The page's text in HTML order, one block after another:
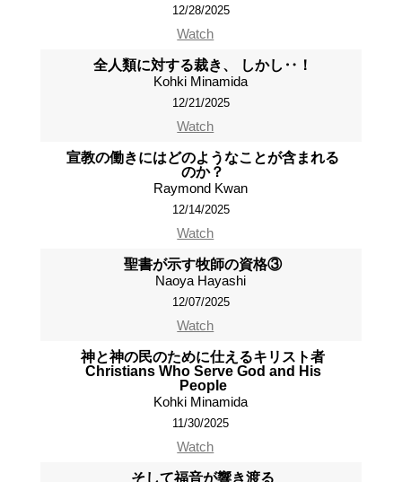
12/28/2025
Watch
全人類に対する裁き、 しかし‥！
Kohki Minamida
12/21/2025
Watch
宣教の働きにはどのようなことが含まれる
のか？
Raymond Kwan
12/14/2025
Watch
聖書が示す牧師の資格③
Naoya Hayashi
12/07/2025
Watch
神と神の民のために仕えるキリスト者
Christians Who Serve God and His
People
Kohki Minamida
11/30/2025
Watch
そして福音が響き渡る